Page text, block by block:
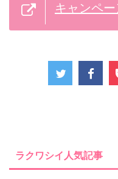
キャンペ
ラクワシイ人気記事